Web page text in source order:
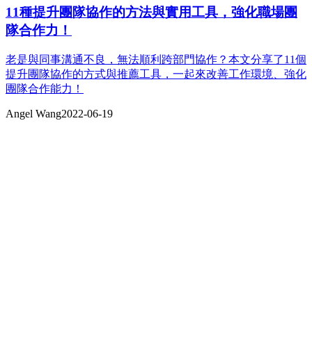
11種提升團隊協作的方法與實用工具，強化職場團
隊合作力！
老是與同事溝通不良，無法順利跨部門協作？本文分享了11個
提升團隊協作的方式與推薦工具，一起來改善工作環境、強化
團隊合作能力！
Angel Wang2022-06-19